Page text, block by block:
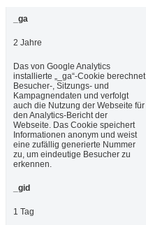
_ga
2 Jahre
Das von Google Analytics
installierte „_ga“-Cookie berechnet
Besucher-, Sitzungs- und
Kampagnendaten und verfolgt
auch die Nutzung der Webseite für
den Analytics-Bericht der
Webseite. Das Cookie speichert
Informationen anonym und weist
eine zufällig generierte Nummer
zu, um eindeutige Besucher zu
erkennen.
_gid
1 Tag